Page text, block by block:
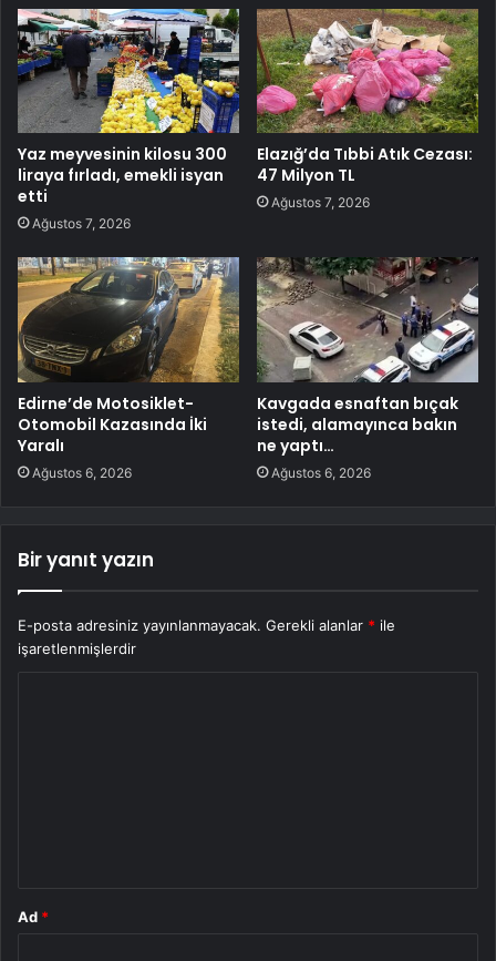
Yaz meyvesinin kilosu 300
liraya fırladı, emekli isyan
etti
Ağustos 7, 2026
Elazığ’da Tıbbi Atık Cezası:
47 Milyon TL
Ağustos 7, 2026
Edirne’de Motosiklet-
Otomobil Kazasında İki
Yaralı
Ağustos 6, 2026
Kavgada esnaftan bıçak
istedi, alamayınca bakın
ne yaptı…
Ağustos 6, 2026
Bir yanıt yazın
E-posta adresiniz yayınlanmayacak. Gerekli alanlar * ile
işaretlenmişlerdir
Ad *